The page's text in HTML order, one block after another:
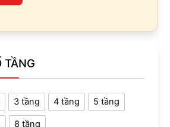
TẦNG
3 tầng 4 tầng 5 tầng
8 tầng